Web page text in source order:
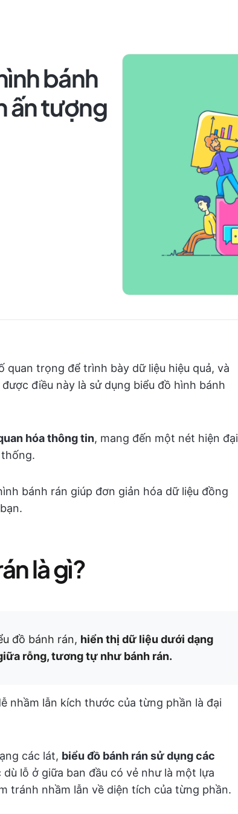
bánh
ấn tượng
quan trọng để trình bày dữ liệu hiệu quả, và
điều này là sử dụng biểu đồ hình bánh
hóa thông tin, mang đến một nét hiện đại
bánh rán giúp đơn giản hóa dữ liệu đồng
là gì?
đồ bánh rán, hiển thị dữ liệu dưới dạng
rỗng, tương tự như bánh rán.
nhầm lẫn kích thước của từng phần là đại
các lát, biểu đồ bánh rán sử dụng các
dù lỗ ở giữa ban đầu có vẻ như là một lựa
tránh nhầm lẫn về diện tích của từng phần.